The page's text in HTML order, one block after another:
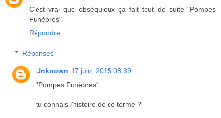
C'est vrai que obséquieux ça fait tout de suite "Pompes
Funèbres"
Répondre
Réponses
Unknown 17 juin, 2015 08:39
"Pompes Funèbres"
tu connais l'histoire de ce terme ?